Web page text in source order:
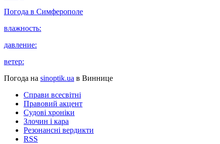
Погода в Симферополе
влажность:
давление:
ветер:
Погода на sinoptik.ua в Виннице
Справи всесвітні
Правовий акцент
Судові хроніки
Злочин і кара
Резонансні вердикти
RSS